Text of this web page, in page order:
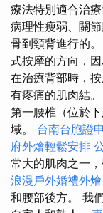
療法特別適合治
病理性瘦弱、關
骨到頸背進行的。
式按摩的方向，
在治療背部時，
有疼痛的肌肉結。
第一腰椎（位於
域。 台南台胞證
府外燴輕鬆安排
常大的肌肉之一
浪漫戶外婚禮外燴
和腰部後方。 我